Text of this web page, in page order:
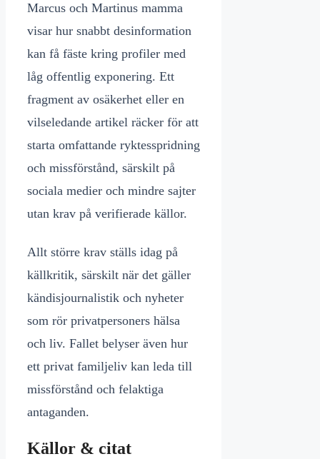
Marcus och Martinus mamma
visar hur snabbt desinformation
kan få fäste kring profiler med
låg offentlig exponering. Ett
fragment av osäkerhet eller en
vilseledande artikel räcker för att
starta omfattande ryktesspridning
och missförstånd, särskilt på
sociala medier och mindre sajter
utan krav på verifierade källor.
Allt större krav ställs idag på
källkritik, särskilt när det gäller
kändisjournalistik och nyheter
som rör privatpersoners hälsa
och liv. Fallet belyser även hur
ett privat familjeliv kan leda till
missförstånd och felaktiga
antaganden.
Källor & citat